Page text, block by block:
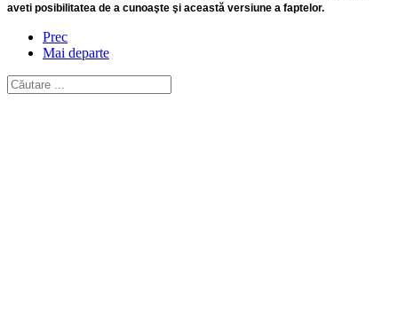
aveti posibilitatea de a cunoaşte şi această versiune a faptelor.
Prec
Mai departe